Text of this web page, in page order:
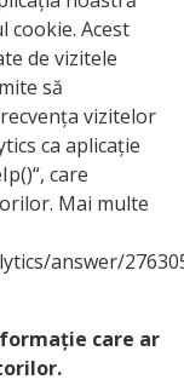
cookie. Acest
de vizitele
să
vizitelor
ca aplicație
care
Mai multe
answer/
care ar